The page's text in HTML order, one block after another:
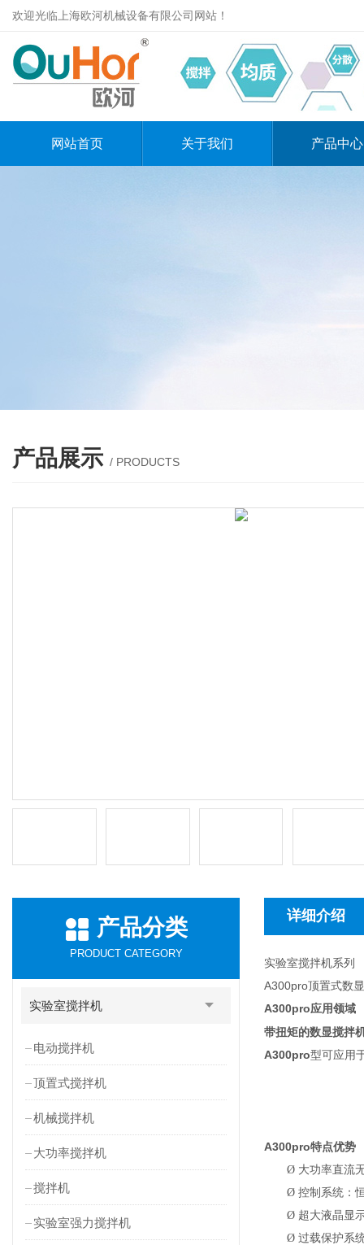
欢迎光临上海欧河机械设备有限公司网站！
网站首页 关于我们 产品中心
产品展示 / PRODUCTS
产品分类
PRODUCT CATEGORY
实验室搅拌机
电动搅拌机
顶置式搅拌机
机械搅拌机
大功率搅拌机
搅拌机
实验室强力搅拌机
详细介绍
实验室搅拌机系列
A300pro顶置式数
A300pro应用领域
带扭矩的数显搅拌
A300pro型可应用
A300pro特点优势
Ø 大功率直流
Ø 控制系统：
Ø 超大液晶显
Ø 过载保护系